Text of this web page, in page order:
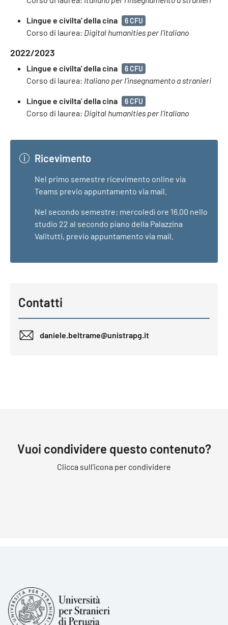
Lingue e civilta' della cina 6 CFU
Corso di laurea: Digital humanities per l'italiano
2022/2023
Lingue e civilta' della cina 6 CFU
Corso di laurea: Italiano per l'insegnamento a stranieri
Lingue e civilta' della cina 6 CFU
Corso di laurea: Digital humanities per l'italiano
Ricevimento
Nel primo semestre ricevimento online via
Teams previo appuntamento via mail.
Nel secondo semestre: mercoledì ore 16.00 nello
studio 22 al secondo piano della Palazzina
Valitutti, previo appuntamento via mail.
Contatti
daniele.beltrame@unistrapg.it
Vuoi condividere questo contenuto?
Clicca sull'icona per condividere